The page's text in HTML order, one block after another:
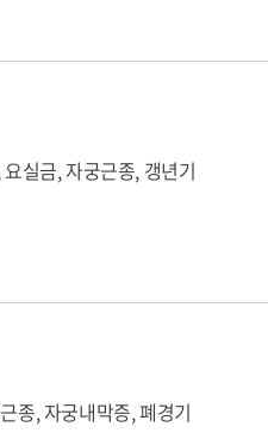
실금, 자궁근종, 갱년기
종, 자궁내막증, 폐경기